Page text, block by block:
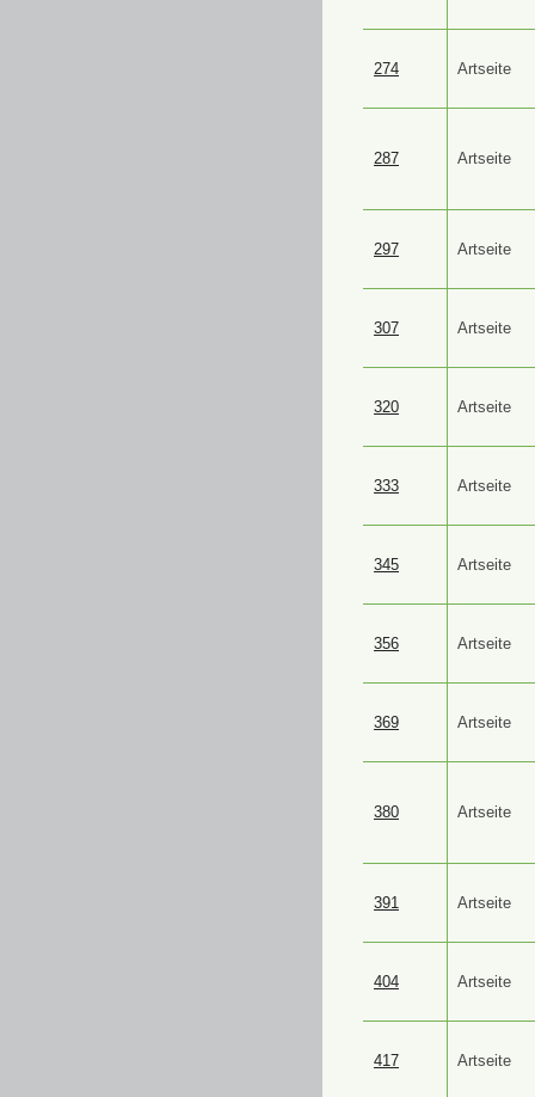
274 Artseite
287 Artseite
297 Artseite
307 Artseite
320 Artseite
333 Artseite
345 Artseite
356 Artseite
369 Artseite
380 Artseite
391 Artseite
404 Artseite
417 Artseite